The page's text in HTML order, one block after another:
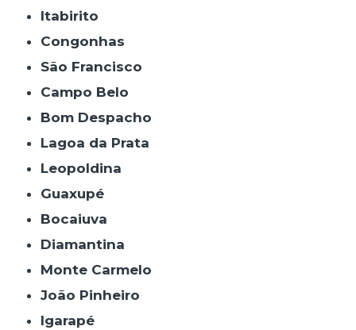
Itabirito
Congonhas
São Francisco
Campo Belo
Bom Despacho
Lagoa da Prata
Leopoldina
Guaxupé
Bocaiuva
Diamantina
Monte Carmelo
João Pinheiro
Igarapé